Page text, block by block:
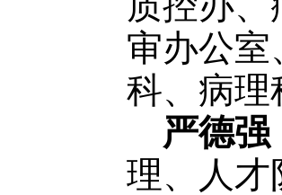
审办公室
科、病理
严德强
理、人 才